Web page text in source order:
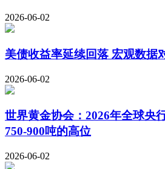
2026-06-02
美债收益率延续回落 宏观数据
2026-06-02
世界黄金协会：2026年全球央
750-900吨的高位
2026-06-02